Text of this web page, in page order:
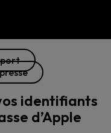
identifiants
d’Apple